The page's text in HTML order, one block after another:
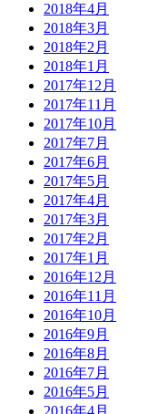
2018年4月
2018年3月
2018年2月
2018年1月
2017年12月
2017年11月
2017年10月
2017年7月
2017年6月
2017年5月
2017年4月
2017年3月
2017年2月
2017年1月
2016年12月
2016年11月
2016年10月
2016年9月
2016年8月
2016年7月
2016年5月